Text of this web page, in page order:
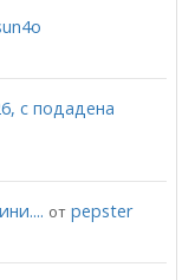
с подадена
от pepster